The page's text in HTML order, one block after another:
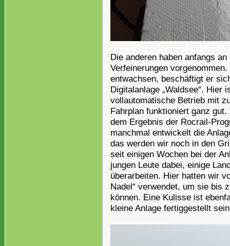
Die anderen haben anfangs
Verfeinerungen
entwachsen, beschäftigt er
Digitalanlage „Waldsee“.
vollautomatische Betrieb mit
Fahrplan funktioniert ganz
dem Ergebnis der Rocrail-
manchmal entwickelt die
das werden wir noch in den
seit einigen Wochen bei der
jungen Leute dabei, einige
überarbeiten. Hier hatten wir
Nadel“ verwendet, um sie bis
können. Eine Kulisse ist
kleine Anlage fertiggestellt